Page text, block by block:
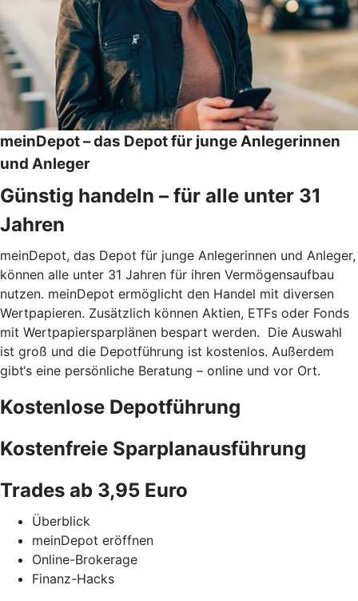
meinDepot – das Depot für junge Anlegerinnen
und Anleger
Günstig handeln – für alle unter 31
Jahren
meinDepot, das Depot für junge Anlegerinnen und Anleger,
können alle unter 31 Jahren für ihren Vermögensaufbau
nutzen. meinDepot ermöglicht den Handel mit diversen
Wertpapieren. Zusätzlich können Aktien, ETFs oder Fonds
mit Wertpapiersparplänen bespart werden. Die Auswahl
ist groß und die Depotführung ist kostenlos. Außerdem
gibt‘s eine persönliche Beratung – online und vor Ort.
Kostenlose Depotführung
Kostenfreie Sparplanausführung
Trades ab 3,95 Euro
Überblick
meinDepot eröffnen
Online-Brokerage
Finanz-Hacks